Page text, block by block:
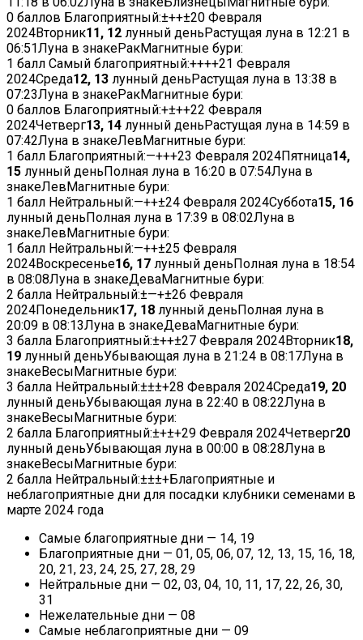
0 баллов Благоприятный:±++±20 Февраля
2024Вторник11, 12 лунный деньРастущая луна в 12:21 в
06:51Луна в знакеРакМагнитные бури:
1 балл Самый благоприятный:++++21 Февраля
2024Среда12, 13 лунный деньРастущая луна в 13:38 в
07:23Луна в знакеРакМагнитные бури:
0 баллов Благоприятный:+±++22 Февраля
2024Четверг13, 14 лунный деньРастущая луна в 14:59 в
07:42Луна в знакеЛевМагнитные бури:
1 балл Благоприятный:—+++23 Февраля 2024Пятница14,
15 лунный деньПолная луна в 16:20 в 07:54Луна в
знакеЛевМагнитные бури:
1 балл Нейтральный:—++±24 Февраля 2024Суббота15, 16
лунный деньПолная луна в 17:39 в 08:02Луна в
знакеЛевМагнитные бури:
1 балл Нейтральный:—++±25 Февраля
2024Воскресенье16, 17 лунный деньПолная луна в 18:54
в 08:08Луна в знакеДеваМагнитные бури:
2 балла Нейтральный:±—+±26 Февраля
2024Понедельник17, 18 лунный деньПолная луна в
20:09 в 08:13Луна в знакеДеваМагнитные бури:
3 балла Благоприятный:±++±27 Февраля 2024Вторник18,
19 лунный деньУбывающая луна в 21:24 в 08:17Луна в
знакеВесыМагнитные бури:
3 балла Нейтральный:±±±+28 Февраля 2024Среда19, 20
лунный деньУбывающая луна в 22:40 в 08:22Луна в
знакеВесыМагнитные бури:
2 балла Благоприятный:±+±+29 Февраля 2024Четверг20
лунный деньУбывающая луна в 00:00 в 08:28Луна в
знакеВесыМагнитные бури:
2 балла Нейтральный:±±±+Благоприятные и
неблагоприятные дни для посадки клубники семенами в
марте 2024 года
Самые благоприятные дни — 14, 19
Благоприятные дни — 01, 05, 06, 07, 12, 13, 15, 16, 18,
20, 21, 23, 24, 25, 27, 28, 29
Нейтральные дни — 02, 03, 04, 10, 11, 17, 22, 26, 30,
31
Нежелательные дни — 08
Самые неблагоприятные дни — 09